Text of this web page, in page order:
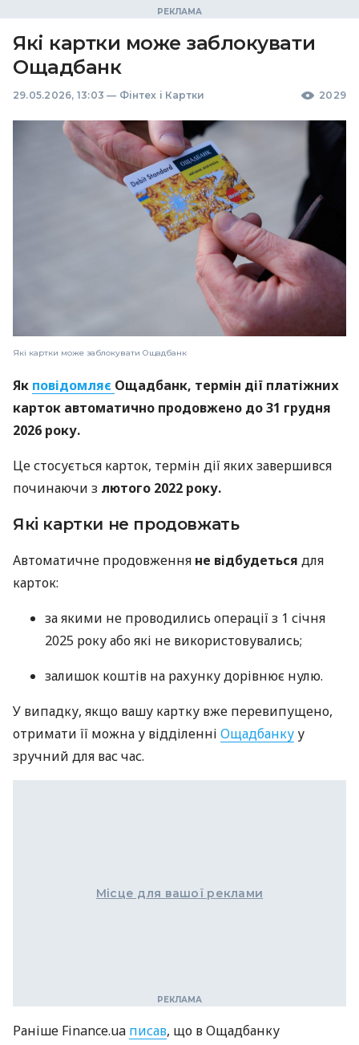
Які картки може заблокувати
Ощадбанк
29.05.2026, 13:03 — Фінтех і Картки 2029
Які картки може заблокувати Ощадбанк
Як повідомляє Ощадбанк, термін дії платіжних
карток автоматично продовжено до 31 грудня
2026 року.
Це стосується карток, термін дії яких завершився
починаючи з лютого 2022 року.
Які картки не продовжать
Автоматичне продовження не відбудеться для
карток:
за якими не проводились операції з 1 січня
2025 року або які не використовувались;
залишок коштів на рахунку дорівнює нулю.
У випадку, якщо вашу картку вже перевипущено,
отримати її можна у відділенні Ощадбанку у
зручний для вас час.
Місце для вашої реклами
Раніше Finance.ua писав, що в Ощадбанку